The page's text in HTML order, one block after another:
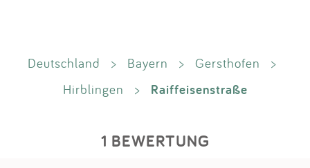
Deutschland > Bayern > Gersthofen
>
Hirblingen
> Raiffeisenstraße
1 BEWERTUNG